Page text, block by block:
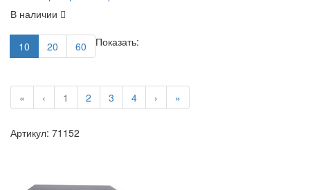
В наличии
Показать:
10 20 60
« ‹ 1 2 3 4 › »
Артикул: 71152